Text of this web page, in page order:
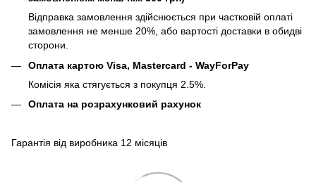
Відправка замовлення здійснюється при частковій оплаті
замовлення не менше 20%, або вартості доставки в обидві
сторони.
Оплата картою Visa, Mastercard - WayForPay
Комісія яка стягується з покупця 2.5%.
Оплата на розрахунковий рахунок
Гарантія від виробника 12 місяців